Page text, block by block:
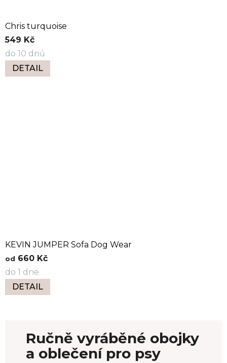
Chris turquoise
549 Kč
do 10 dnů
DETAIL
KEVIN JUMPER Sofa Dog Wear
od 660 Kč
do 1 dne
DETAIL
Ručně vyráběné obojky
a oblečení pro psy